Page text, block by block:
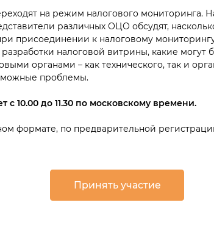
на режим налогового мониторинга.
различных ОЦО обсудят,
присоединении к налоговому
налоговой витрины, какие могут
органами – как технического, так и
проблемы.
10.00 до 11.30 по московскому времени.
формате, по предварительной
Принять участие